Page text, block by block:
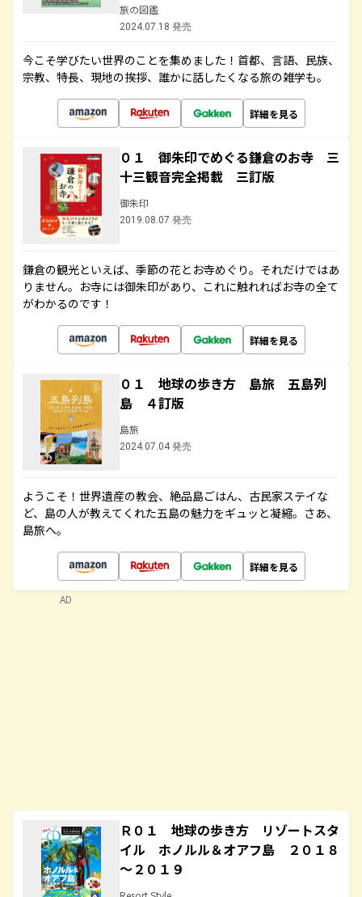
旅の図鑑
2024.07.18 発売
今こそ学びたい世界のことを集めました！首都、言語、民族、
宗教、特長、現地の挨拶、誰かに話したくなる旅の雑学も。
詳細を見る
０１ 御朱印でめぐる鎌倉のお寺 三
十三観音完全掲載 三訂版
御朱印
2019.08.07 発売
鎌倉の観光といえば、季節の花とお寺めぐり。それだけではあ
りません。お寺には御朱印があり、これに触れればお寺の全て
がわかるのです！
詳細を見る
０１ 地球の歩き方 島旅 五島列
島 ４訂版
島旅
2024.07.04 発売
ようこそ！世界遺産の教会、絶品島ごはん、古民家ステイな
ど、島の人が教えてくれた五島の魅力をギュッと凝縮。さあ、
島旅へ。
詳細を見る
Ｒ０１ 地球の歩き方 リゾートスタ
イル ホノルル＆オアフ島 ２０１８
～２０１９
AD